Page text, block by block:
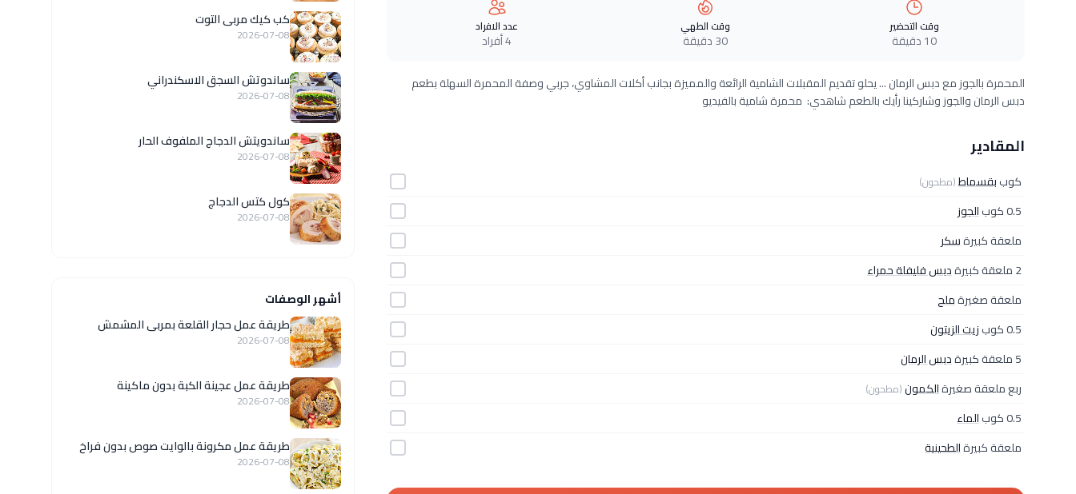
وقت التحضير
10 دقيقة
وقت الطهي
30 دقيقة
عدد الافراد
4 أفراد
المحمرة بالجوز مع دبس الرمان ... يحلو تقديم المقبلات الشامية الرائعة والمميزة بجانب أكلات المشاوي، جربي وصفة المحمرة السهلة بطعم
دبس الرمان والجوز وشاركينا رأيك بالطعم شاهدي: محمرة شامية بالفيديو
المقادير
كوببقسماط(مطحون)
0.5 كوب
الجوز
ملعقة كبيرةسكر
2 ملعقة كبيرة
دبس فليفلة حمراء
ملعقة صغيرةملح
0.5 كوب
زيت الزيتون
5 ملعقة كبيرة
دبس الرمان
ربع ملعقة صغيرةالكمون(مطحون)
0.5 كوب
الماء
ملعقة كبيرةالطحينية
كب كيك مربى التوت
2026-07-08
ساندوتش السجق الاسكندراني
2026-07-08
ساندويتش الدجاج الملفوف الحار
2026-07-08
كول كتس الدجاج
2026-07-08
أشهر الوصفات
طريقة عمل حجار القلعة بمربى المشمش
2026-07-08
طريقة عمل عجينة الكبة بدون ماكينة
2026-07-08
طريقة عمل مكرونة بالوايت صوص بدون فراخ
2026-07-08